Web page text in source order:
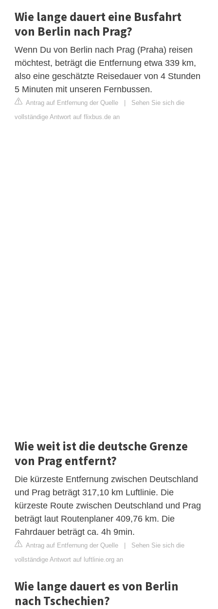
Wie lange dauert eine Busfahrt
von Berlin nach Prag?
Wenn Du von Berlin nach Prag (Praha) reisen
möchtest, beträgt die Entfernung etwa 339 km,
also eine geschätzte Reisedauer von 4 Stunden
5 Minuten mit unseren Fernbussen.
Antrag auf Entfernung der Quelle | Sehen Sie sich die
vollständige Antwort auf flixbus.de an
Wie weit ist die deutsche Grenze
von Prag entfernt?
Die kürzeste Entfernung zwischen Deutschland
und Prag beträgt 317,10 km Luftlinie. Die
kürzeste Route zwischen Deutschland und Prag
beträgt laut Routenplaner 409,76 km. Die
Fahrdauer beträgt ca. 4h 9min.
Antrag auf Entfernung der Quelle | Sehen Sie sich die
vollständige Antwort auf luftlinie.org an
Wie lange dauert es von Berlin
nach Tschechien?